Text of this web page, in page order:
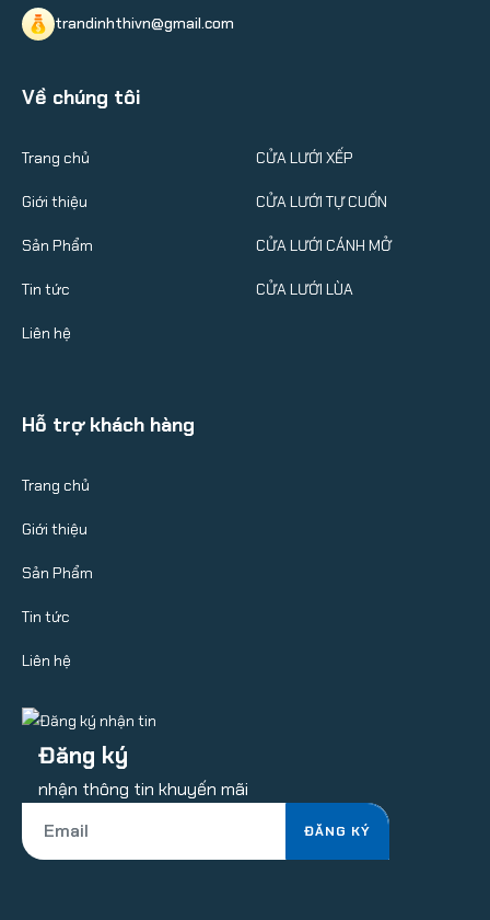
trandinhthivn@gmail.com
Về chúng tôi
Trang chủ
Giới thiệu
Sản Phẩm
Tin tức
Liên hệ
CỬA LƯỚI XẾP
CỬA LƯỚI TỰ CUỐN
CỬA LƯỚI CÁNH MỞ
CỬA LƯỚI LÙA
Hỗ trợ khách hàng
Trang chủ
Giới thiệu
Sản Phẩm
Tin tức
Liên hệ
Đăng ký
nhận thông tin khuyến mãi
ĐĂNG KÝ